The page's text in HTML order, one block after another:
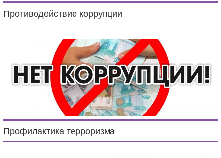
Противодействие коррупции
Профилактика терроризма